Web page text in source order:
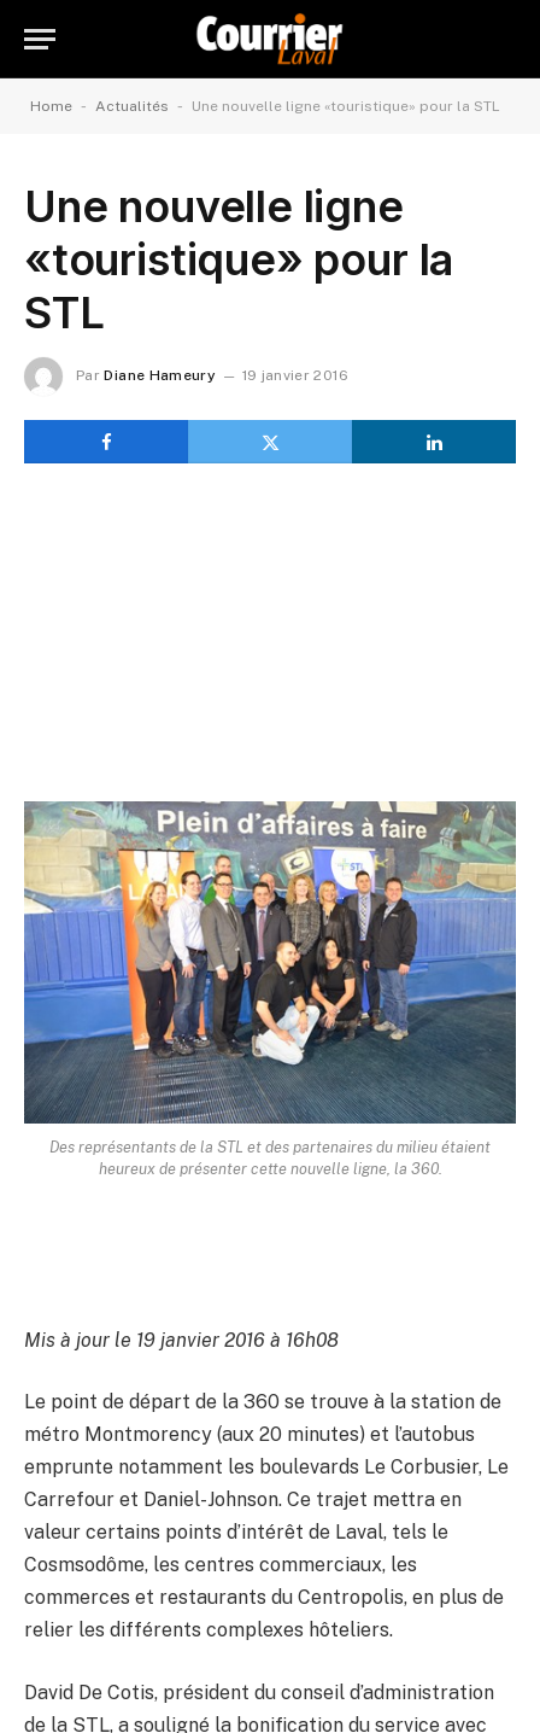
Home - Actualités - Une nouvelle ligne «touristique» pour la STL
Une nouvelle ligne
«touristique» pour la
STL
Par Diane Hameury 19 janvier 2016
Des représentants de la STL et des partenaires du milieu étaient
heureux de présenter cette nouvelle ligne, la 360.
Mis à jour le 19 janvier 2016 à 16h08
Le point de départ de la 360 se trouve à la station de
métro Montmorency (aux 20 minutes) et l’autobus
emprunte notamment les boulevards Le Corbusier, Le
Carrefour et Daniel-Johnson. Ce trajet mettra en
valeur certains points d’intérêt de Laval, tels le
Cosmsodôme, les centres commerciaux, les
commerces et restaurants du Centropolis, en plus de
relier les différents complexes hôteliers.
David De Cotis, président du conseil d’administration
de la STL, a souligné la bonification du service avec